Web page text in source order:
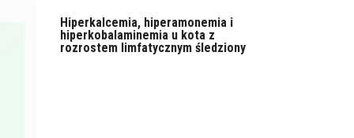
Hiperkalcemia, hiperamonemia i
hiperkobalaminemia u kota z
rozrostem limfatycznym śledziony